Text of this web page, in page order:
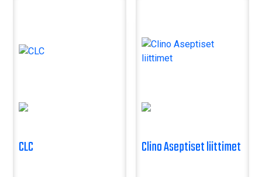
CLC Clino Aseptiset liittimet